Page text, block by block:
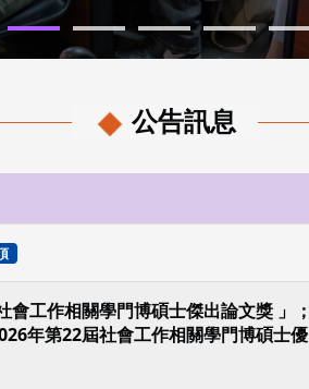
公告訊息
工作相關學門博碩士傑出論文獎 」；
年第22屆社會工作相關學門博碩士優